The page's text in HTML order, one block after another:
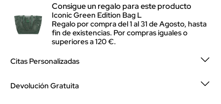
Consigue un regalo para este producto
Iconic Green Edition Bag L
Regalo por compra del 1 al 31 de Agosto, hasta
fin de existencias. Por compras iguales o
superiores a 120 €.
Citas Personalizadas
Devolución Gratuita